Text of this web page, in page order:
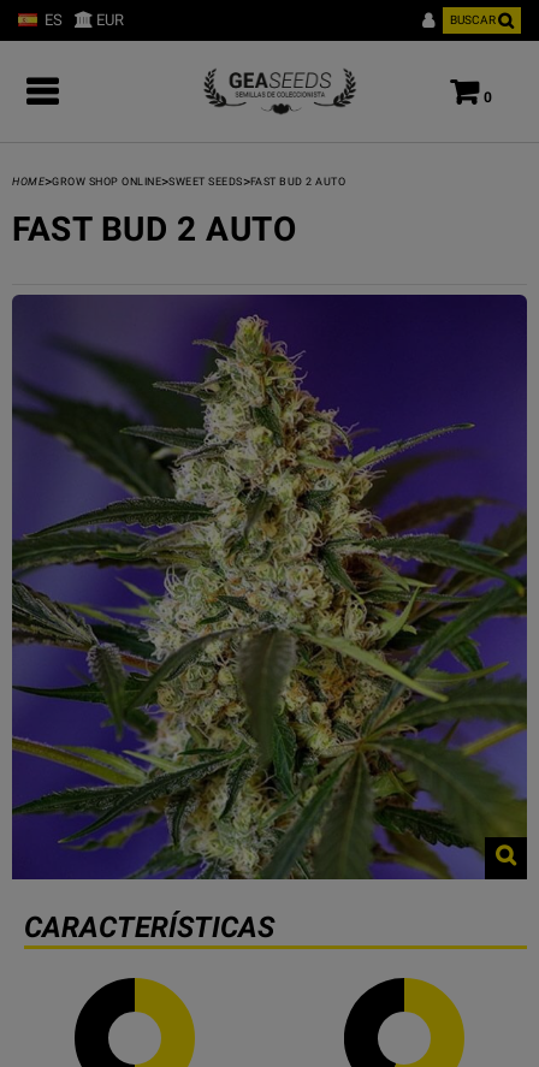
ES EUR BUSCAR
0
HOME>GROW SHOP ONLINE>SWEET SEEDS >FAST BUD 2 AUTO
FAST BUD 2 AUTO
CARACTERÍSTICAS